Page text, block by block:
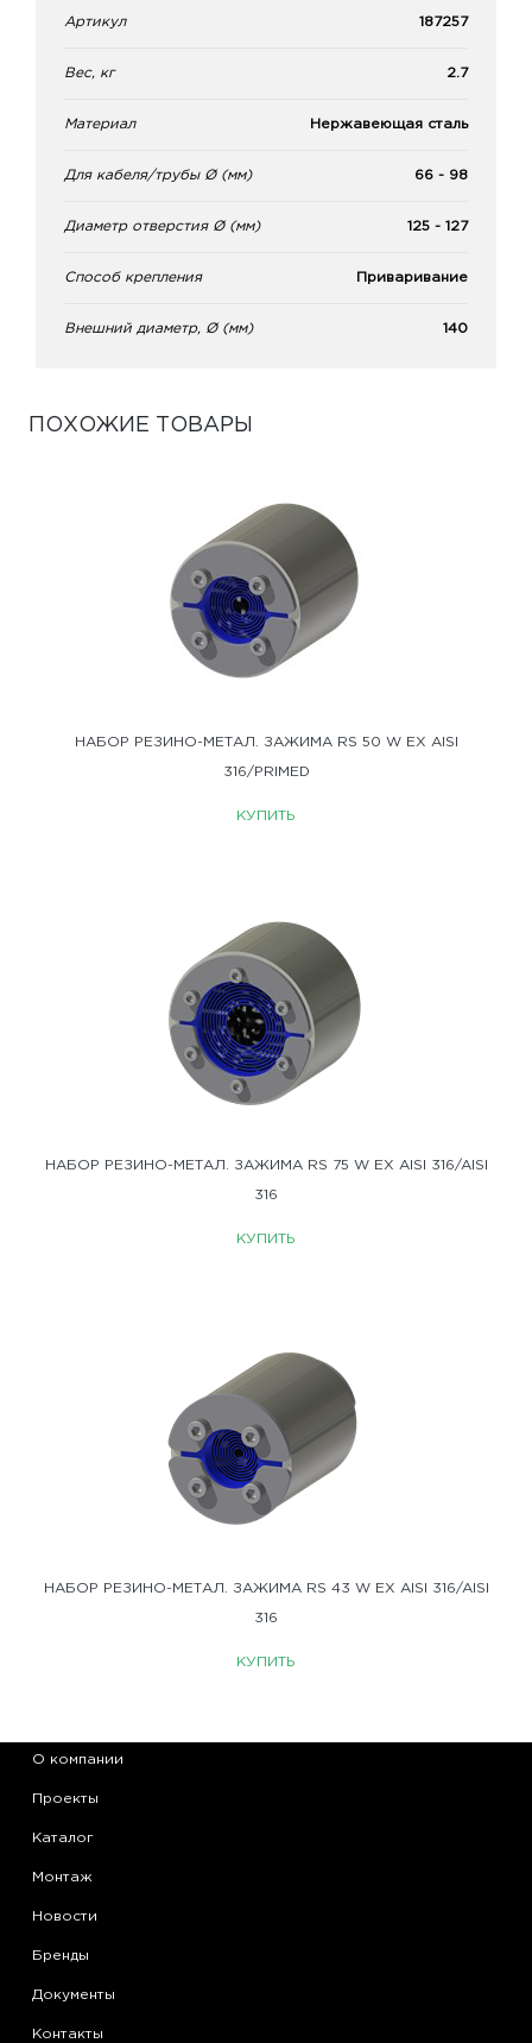
Артикул 187257
Вес, кг 2.7
Материал Нержавеющая сталь
Для кабеля/трубы Ø (мм) 66 - 98
Диаметр отверстия Ø (мм) 125 - 127
Способ крепления Приваривание
Внешний диаметр, Ø (мм) 140
ПОХОЖИЕ ТОВАРЫ
НАБОР РЕЗИНО-МЕТАЛ. ЗАЖИМА RS 50 W EX AISI
316/PRIMED
КУПИТЬ
НАБОР РЕЗИНО-МЕТАЛ. ЗАЖИМА RS 75 W EX AISI 316/AISI
316
КУПИТЬ
НАБОР РЕЗИНО-МЕТАЛ. ЗАЖИМА RS 43 W EX AISI 316/AISI
316
КУПИТЬ
О компании
Проекты
Каталог
Монтаж
Новости
Бренды
Документы
Контакты